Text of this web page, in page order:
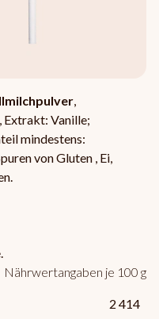
,
, Extrakt: Vanille;
mindestens:
von Gluten , Ei,
Nährwertangaben je 100 g
2 414